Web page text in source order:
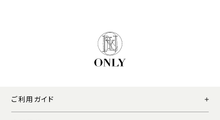
ご利用ガイド